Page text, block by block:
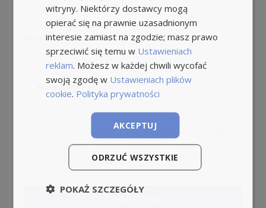
Akceptujęregulamin
regulaminem i jak najbardziej merytoryczna -
zależy nam na tym, by nasi użytkownicy mogli -
także dzięki Twojemu wpisowi - dowiedzieć się
jak najwięcej o pracy w firmie RESORT ZIELENI
sp. z o.o.
witryny. Niektórzy dostawcy mogą
opierać się na prawnie uzasadnionym
interesie zamiast na zgodzie; masz prawo
sprzeciwić się temu w Ustawieniach
reklam. Możesz w każdej chwili wycofać
swoją zgodę w Ustawieniach plików
cookie. Polityka prywatności
AKCEPTUJ
ODRZUĆ WSZYSTKIE
POKAŻ SZCZEGÓŁY